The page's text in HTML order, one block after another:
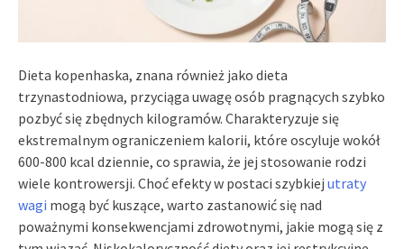
Dieta kopenhaska, znana również jako dieta
trzynastodniowa, przyciąga uwagę osób pragnących szybko
pozbyć się zbędnych kilogramów. Charakteryzuje się
ekstremalnym ograniczeniem kalorii, które oscyluje wokół
600-800 kcal dziennie, co sprawia, że jej stosowanie rodzi
wiele kontrowersji. Choć efekty w postaci szybkiej utraty
wagi mogą być kuszące, warto zastanowić się nad
poważnymi konsekwencjami zdrowotnymi, jakie mogą się z